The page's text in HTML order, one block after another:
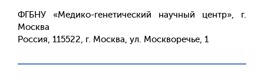
ФГБНУ «Медико-генетический научный центр», г.
Москва
Россия, 115522, г. Москва, ул. Москворечье, 1